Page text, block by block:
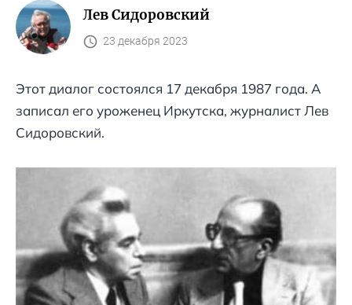
Лев Сидоровский
23 декабря 2023
Этот диалог состоялся 17 декабря 1987 года. А
записал его уроженец Иркутска, журналист Лев
Сидоровский.